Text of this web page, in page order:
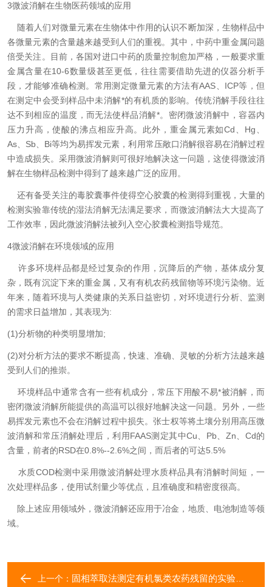
3微波消解在生物医药领域的应用
随着人们对微量元素在生物体中作用的认识不断加深，生物样品中
各微量元素的含量越来越受到人们的重视。其中，中药中重金属问题
倍受关注。目前，各国对进口中药的质量控制愈加严格，一般要求重
金属含量在10-6数量级甚至更低，往往需要借助先进的仪器分析手
段，才能够准确检测。常用测定微量元素的方法有AAS、ICP等，但
在测定中会受到样品中未消解*的有机质的影响。传统消解手段往往
达不到相应的温度，而无法使样品消解*。密闭微波消解中，容器内
压力升高，使酸的沸点相应升高。此外，重金属元素如Cd、Hg、
As、Sb、Bi等均为易挥发元素，利用常压敞口消解很容易在消解过程
中造成损失。采用微波消解则可很好地解决这一问题，这使得微波消
解在生物样品检测中得到了越来越广泛的应用。
还有备受关注的毒胶囊事件使得空心胶囊的检测得到重视，大量的
检测实验靠传统的湿法消解无法满足要求，而微波消解法大大提高了
工作效率，因此微波消解法被列入空心胶囊检测指导规范。
4微波消解在环境领域的应用
许多环境样品都是经过复杂的作用，沉降后的产物，基体成分复
杂，既有沉淀下来的重金属，又有有机农药残留物等环境污染物。近
年来，随着环境与人类健康的关系日益密切，对环境进行分析、监测
的需求日益增加，其表现为:
(1)分析物的种类明显增加;
(2)对分析方法的要求不断提高，快速、准确、灵敏的分析方法越来越
受到人们的推崇。
环境样品中通常含有一些有机成分，常压下用酸不易*被消解，而
密闭微波消解所能提供的高温可以很好地解决这一问题。另外，一些
易挥发元素也不会在消解过程中损失。张士权等将土壤分别用高压微
波消解和常压消解处理后，利用FAAS测定其中Cu、Pb、Zn、Cd的
含量，前者的RSD在0.8%--2.6%之间，而后者的可达5.5%
水质COD检测中采用微波消解处理水质样品具有消解时间短，一
次处理样品多，使用试剂量少等优点，且准确度和精密度很高。
除上述应用领域外，微波消解还应用于冶金，地质、电池制造等领
域。
上一个： 固相萃取法测定有机氯类农药残留的实验步骤